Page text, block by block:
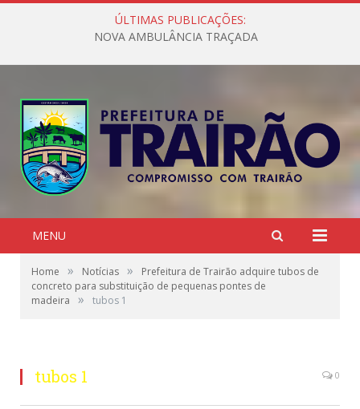
ÚLTIMAS PUBLICAÇÕES:
NOVA AMBULÂNCIA TRAÇADA
MENU
Home » Notícias »
Prefeitura de Trairão adquire tubos de
concreto para substituição de pequenas pontes de
madeira
» tubos 1
tubos 1 0